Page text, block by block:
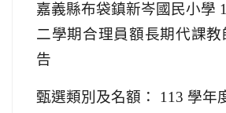
嘉義縣布袋鎮新岑國民小學
二學期合理員額長期代課教
告
甄選類別及名額： 113 學年